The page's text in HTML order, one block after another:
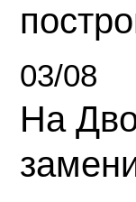
03/08
На